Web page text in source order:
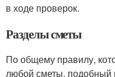
в ходе проверок.
Разделы сметы
По общему правилу,
любой сметы, подобный